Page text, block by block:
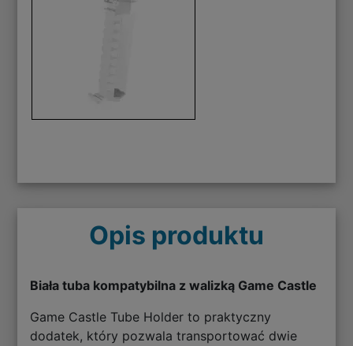
Opis produktu
Biała tuba kompatybilna z walizką Game Castle
Game Castle Tube Holder to praktyczny
dodatek, który pozwala transportować dwie